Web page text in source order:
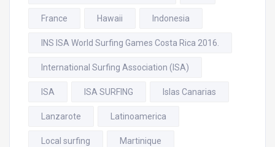
France Hawaii Indonesia
INS ISA World Surfing Games Costa Rica 2016.
International Surfing Association (ISA)
ISA ISA SURFING Islas Canarias
Lanzarote Latinoamerica
Local surfing Martinique